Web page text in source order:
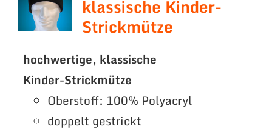
klassische Kinder-
Strickmütze
hochwertige, klassische
Kinder-Strickmütze
Oberstoff: 100% Polyacryl
doppelt gestrickt